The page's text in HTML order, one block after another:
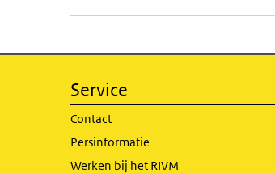
Service
Contact
Persinformatie
Werken bij het RIVM